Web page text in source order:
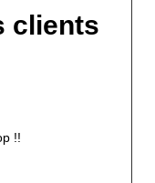
clients
!!